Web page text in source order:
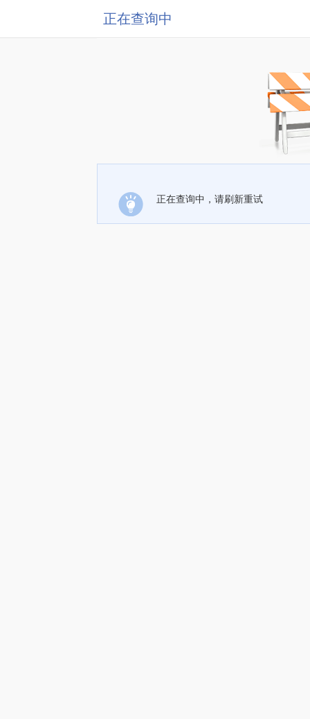
正在查询中
正在查询中，请刷新重试